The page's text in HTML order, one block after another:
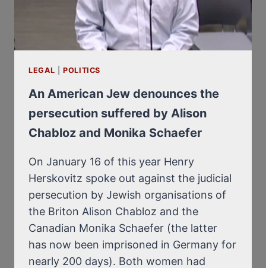
LEGAL |POLITICS
An American Jew denounces the
persecution suffered by Alison
Chabloz and Monika Schaefer
On January 16 of this year Henry
Herskovitz spoke out against the judicial
persecution by Jewish organisations of
the Briton Alison Chabloz and the
Canadian Monika Schaefer (the latter
has now been imprisoned in Germany for
nearly 200 days). Both women had